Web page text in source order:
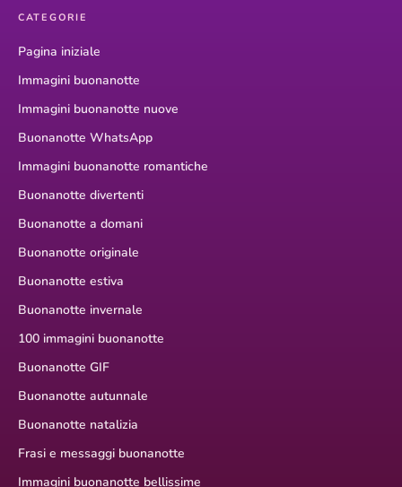
CATEGORIE
Pagina iniziale
Immagini buonanotte
Immagini buonanotte nuove
Buonanotte WhatsApp
Immagini buonanotte romantiche
Buonanotte divertenti
Buonanotte a domani
Buonanotte originale
Buonanotte estiva
Buonanotte invernale
100 immagini buonanotte
Buonanotte GIF
Buonanotte autunnale
Buonanotte natalizia
Frasi e messaggi buonanotte
Immagini buonanotte bellissime